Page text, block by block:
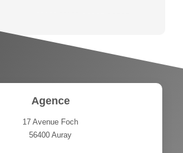
Agence
17 Avenue Foch
56400 Auray